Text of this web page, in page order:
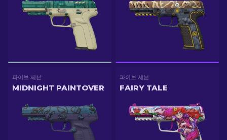
파이브 세븐
MIDNIGHT PAINTOVER
파이브 세븐
FAIRY TALE